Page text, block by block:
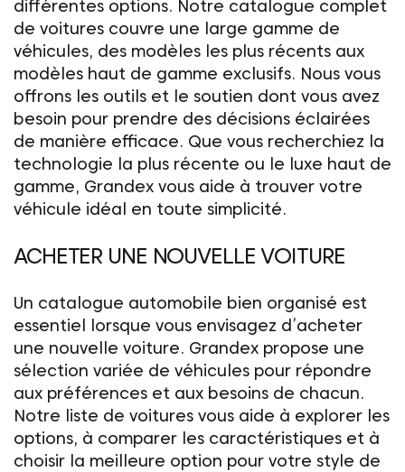
différentes options. Notre catalogue complet
de voitures couvre une large gamme de
véhicules, des modèles les plus récents aux
modèles haut de gamme exclusifs. Nous vous
offrons les outils et le soutien dont vous avez
besoin pour prendre des décisions éclairées
de manière efficace. Que vous recherchiez la
technologie la plus récente ou le luxe haut de
gamme, Grandex vous aide à trouver votre
véhicule idéal en toute simplicité.
ACHETER UNE NOUVELLE VOITURE
Un catalogue automobile bien organisé est
essentiel lorsque vous envisagez d’acheter
une nouvelle voiture. Grandex propose une
sélection variée de véhicules pour répondre
aux préférences et aux besoins de chacun.
Notre liste de voitures vous aide à explorer les
options, à comparer les caractéristiques et à
choisir la meilleure option pour votre style de